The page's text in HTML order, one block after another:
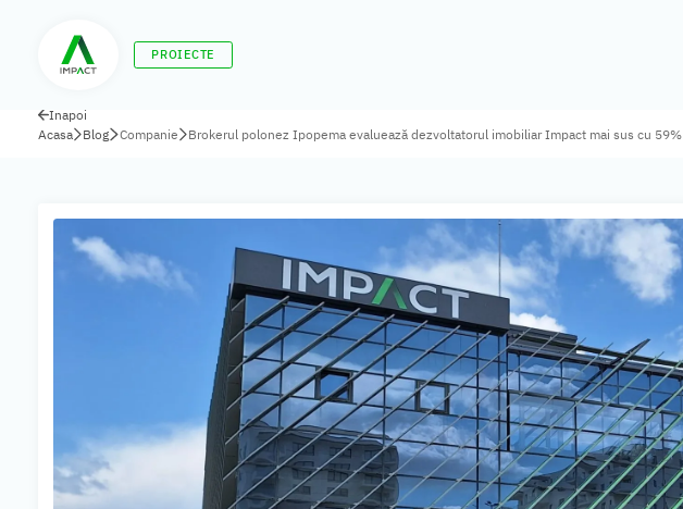
PROIECTE
Înapoi
Acasa
Blog Companie Brokerul polonez Ipopema evaluează dezvoltatorul imobiliar Impact mai sus cu 59%